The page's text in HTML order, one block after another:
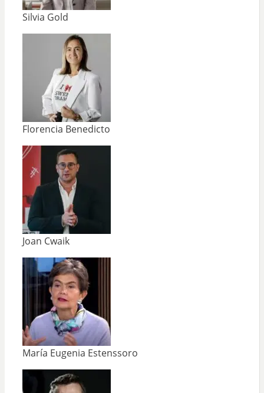
Silvia Gold
Florencia Benedicto
Joan Cwaik
María Eugenia Estenssoro